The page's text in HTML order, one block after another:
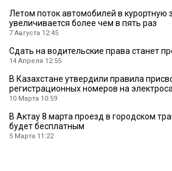
Летом поток автомобилей в курортную
увеличивается более чем в пять раз
7 Августа 12:45
Сдать на водительские права станет
14 Апреля 12:55
В Казахстане утвердили правила
регистрационных номеров на
10 Марта 10:59
В Актау 8 марта проезд в городском
будет бесплатным
5 Марта 11:22